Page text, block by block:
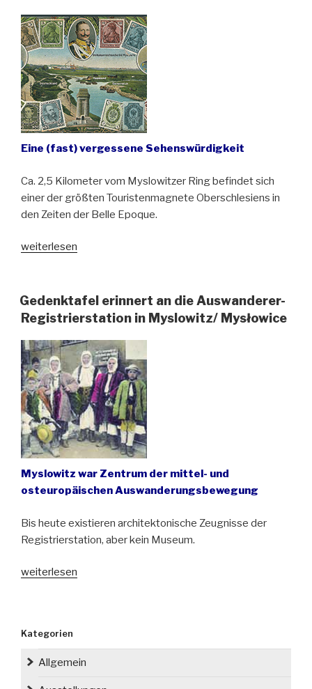
Eine (fast) vergessene Sehenswürdigkeit
Ca. 2,5 Kilometer vom Myslowitzer Ring befindet sich
einer der größten Touristenmagnete Oberschlesiens in
den Zeiten der Belle Epoque.
„Dreikaisereck
weiterlesen
Gedenktafel erinnert an die Auswanderer-
Registrierstation in Myslowitz/ Mysłowice
Myslowitz war Zentrum der mittel- und
osteuropäischen Auswanderungsbewegung
Bis heute existieren architektonische Zeugnisse der
Registrierstation, aber kein Museum.
„Gedenktafel
Auswanderer-
Registrierstation
weiterlesen
Kategorien
Allgemein